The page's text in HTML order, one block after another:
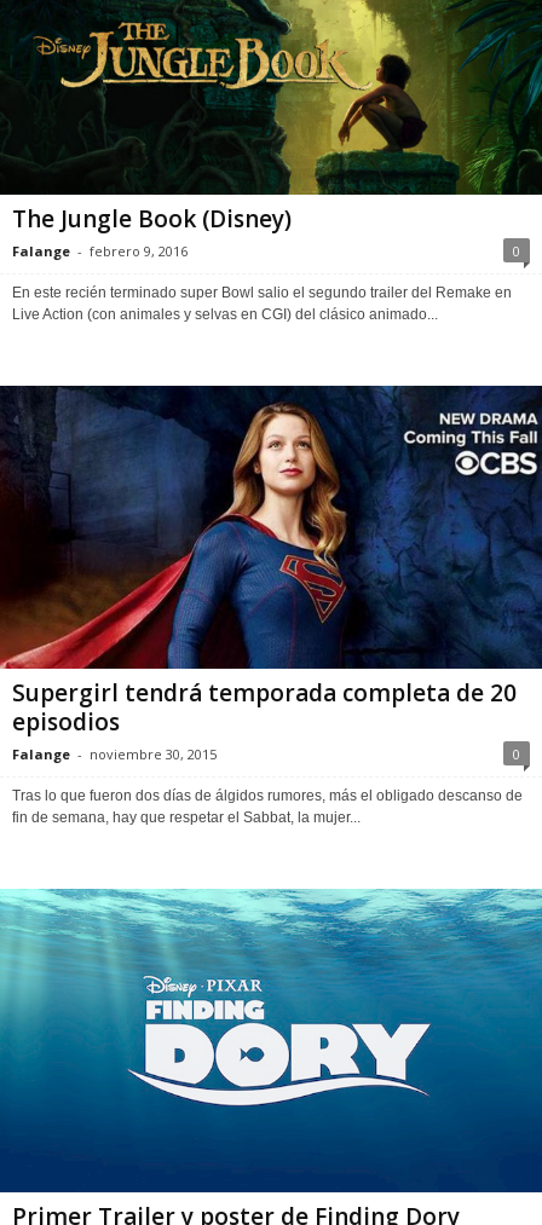
The Jungle Book (Disney)
Falange - febrero 9, 2016 0
En este recién terminado super Bowl salio el segundo trailer del Remake en
Live Action (con animales y selvas en CGI) del clásico animado...
Supergirl tendrá temporada completa de 20
episodios
Falange - noviembre 30, 2015 0
Tras lo que fueron dos días de álgidos rumores, más el obligado descanso de
fin de semana, hay que respetar el Sabbat, la mujer...
Primer Trailer y poster de Finding Dory